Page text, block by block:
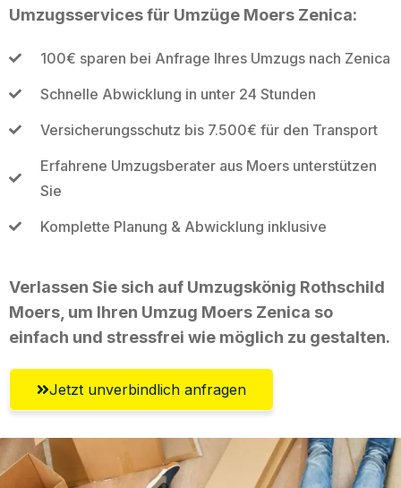
Umzugsservices für Umzüge Moers Zenica:
100€ sparen bei Anfrage Ihres Umzugs nach Zenica
Schnelle Abwicklung in unter 24 Stunden
Versicherungsschutz bis 7.500€ für den Transport
Erfahrene Umzugsberater aus Moers unterstützen
Sie
Komplette Planung & Abwicklung inklusive
Verlassen Sie sich auf Umzugskönig Rothschild
Moers, um Ihren Umzug Moers Zenica so
einfach und stressfrei wie möglich zu gestalten.
Jetzt unverbindlich anfragen